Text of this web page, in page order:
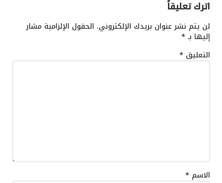
اترك تعليقاً
لن يتم نشر عنوان بريدك الإلكتروني. الحقول الإلزامية مشار
إليها بـ*
التعليق *
الاسم *